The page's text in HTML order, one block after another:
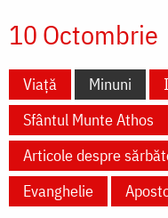
10 Octombrie
Viață Minuni
Sfântul Munte Athos
Articole despre
Evanghelie